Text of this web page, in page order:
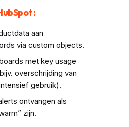
:
aan
via custom objects.
met key usage
overschrijding van
gebruik).
ontvangen als
zijn.